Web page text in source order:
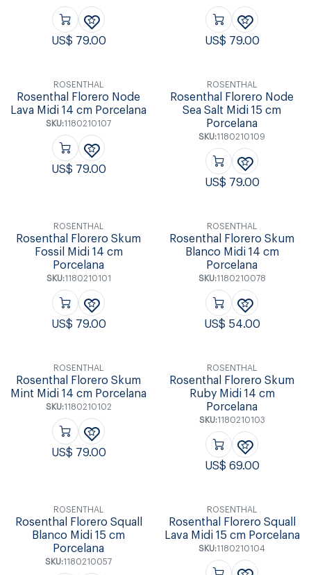
US$ 79.00 US$ 79.00
ROSENTHAL
Rosenthal Florero Node
Lava Midi 14 cm Porcelana
SKU:1180210107
US$ 79.00
ROSENTHAL
Rosenthal Florero Node
Sea Salt Midi 15 cm
Porcelana
SKU:1180210109
US$ 79.00
ROSENTHAL
Rosenthal Florero Skum
Fossil Midi 14 cm
Porcelana
SKU:1180210101
US$ 79.00
ROSENTHAL
Rosenthal Florero Skum
Blanco Midi 14 cm
Porcelana
SKU:1180210078
US$ 54.00
ROSENTHAL
Rosenthal Florero Skum
Mint Midi 14 cm Porcelana
SKU:1180210102
US$ 79.00
ROSENTHAL
Rosenthal Florero Skum
Ruby Midi 14 cm
Porcelana
SKU:1180210103
US$ 69.00
ROSENTHAL
Rosenthal Florero Squall
Blanco Midi 15 cm
Porcelana
SKU:1180210057
ROSENTHAL
Rosenthal Florero Squall
Lava Midi 15 cm Porcelana
SKU:1180210104